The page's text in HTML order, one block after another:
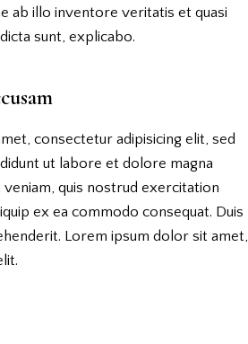
ab illo inventore veritatis et quasi
sunt, explicabo.
consectetur adipisicing elit, sed
ut labore et dolore magna
veniam, quis nostrud exercitation
ex ea commodo consequat. Duis
Lorem ipsum dolor sit amet,